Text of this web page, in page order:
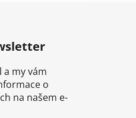
a my vám
o
na našem e-